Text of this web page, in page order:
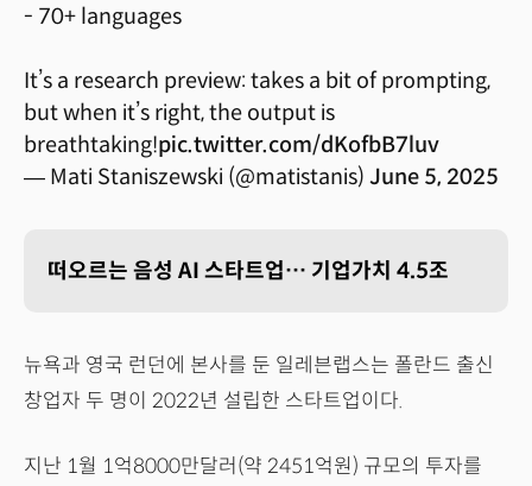
- 70+ languages
It’s a research preview: takes a bit of prompting,
but when it’s right, the output is
breathtaking!pic.twitter.com/dKofbB7luv
— Mati Staniszewski (@matistanis) June 5, 2025
떠오르는 음성 AI 스타트업… 기업가치 4.5조
뉴욕과 영국 런던에 본사를 둔 일레븐랩스는 폴란드 출신
창업자 두 명이 2022년 설립한 스타트업이다.
지난 1월 1억8000만달러(약 2451억원) 규모의 투자를